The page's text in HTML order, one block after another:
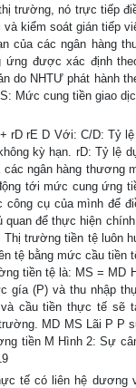
trường, nó trực tiếp
và kiểm soát gián tiếp
của các ngân hàng
ứng được xác định
do NHTƯ phát hành
Mức cung tiền giao
rD rE D Với: C/D: Tỷ
kỳ hạn. rD: Tỷ lệ
ngân hàng thương
tới mức cung ứng
công cụ của mình để
quan để thực hiện
Thị trường tiền tệ luôn
tệ bằng mức cầu tiền
tiền tệ là: MS = MD
gía (P) và thu nhập
cầu tiền thực tế sẽ
MD MS Lãi P P
tiền M Hình 2: Sự
tế có liên hệ dương